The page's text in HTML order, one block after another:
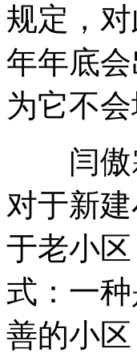
规定，
年年底
为它不会
闫傲霜
对于新
于老小
式：一
善的小